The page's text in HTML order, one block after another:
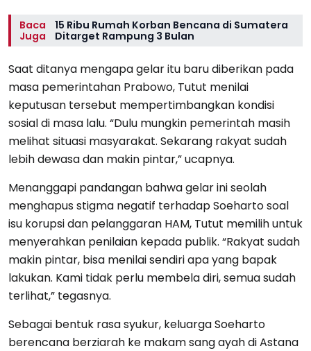
Baca
Juga
15 Ribu Rumah Korban Bencana di Sumatera
Ditarget Rampung 3 Bulan
Saat ditanya mengapa gelar itu baru diberikan pada
masa pemerintahan Prabowo, Tutut menilai
keputusan tersebut mempertimbangkan kondisi
sosial di masa lalu. “Dulu mungkin pemerintah masih
melihat situasi masyarakat. Sekarang rakyat sudah
lebih dewasa dan makin pintar,” ucapnya.
Menanggapi pandangan bahwa gelar ini seolah
menghapus stigma negatif terhadap Soeharto soal
isu korupsi dan pelanggaran HAM, Tutut memilih untuk
menyerahkan penilaian kepada publik. “Rakyat sudah
makin pintar, bisa menilai sendiri apa yang bapak
lakukan. Kami tidak perlu membela diri, semua sudah
terlihat,” tegasnya.
Sebagai bentuk rasa syukur, keluarga Soeharto
berencana berziarah ke makam sang ayah di Astana